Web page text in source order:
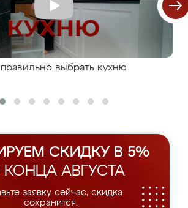
правильно выбрать кухню
СКИДКУ В 5%
АВГУСТА
заявку сейчас, скидка
сохранится.